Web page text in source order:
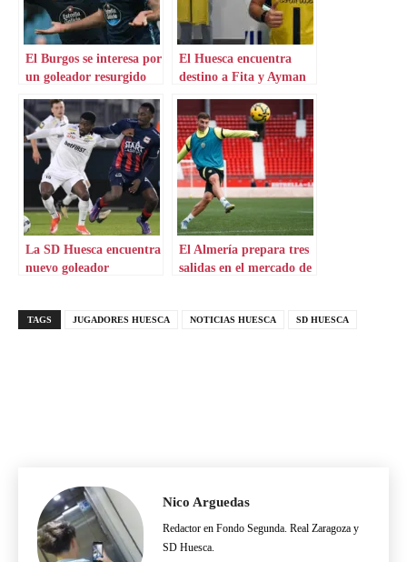
El Burgos se interesa por
un goleador resurgido
El Huesca encuentra
destino a Fita y Ayman
La SD Huesca encuentra
nuevo goleador
El Almería prepara tres
salidas en el mercado de
TAGS JUGADORES HUESCA NOTICIAS HUESCA SD HUESCA
Nico Arguedas
Redactor en Fondo Segunda. Real Zaragoza y
SD Huesca.